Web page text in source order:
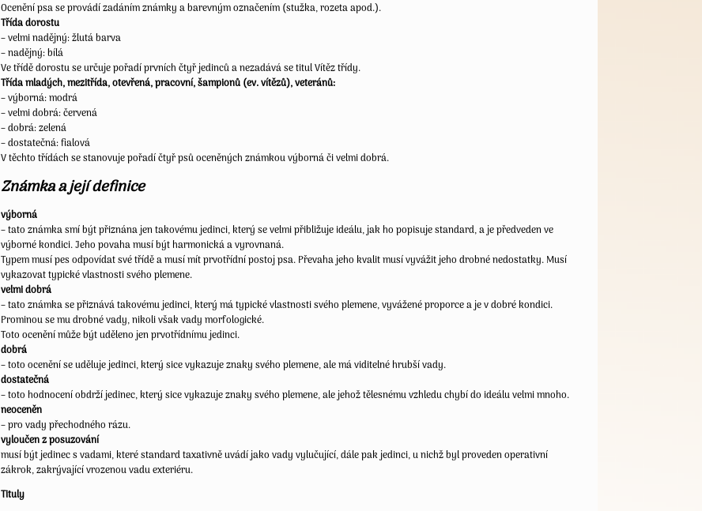
Ocenění psa se provádí zadáním známky a barevným označením (stužka, rozeta apod.).
Třída dorostu
– velmi nadějný: žlutá barva
– nadějný: bílá
Ve třídě dorostu se určuje pořadí prvních čtyř jedinců a nezadává se titul Vítěz třídy.
Třída mladých, mezitřída, otevřená, pracovní, šampionů (ev. vítězů), veteránů:
– výborná: modrá
– velmi dobrá: červená
– dobrá: zelená
– dostatečná: fialová
V těchto třídách se stanovuje pořadí čtyř psů oceněných známkou výborná či velmi dobrá.
Známka a její definice
výborná
– tato známka smí být přiznána jen takovému jedinci, který se velmi přibližuje ideálu, jak ho popisuje standard, a je předveden ve
výborné kondici. Jeho povaha musí být harmonická a vyrovnaná.
Typem musí pes odpovídat své třídě a musí mít prvotřídní postoj psa. Převaha jeho kvalit musí vyvážit jeho drobné nedostatky. Musí
vykazovat typické vlastnosti svého plemene.
velmi dobrá
– tato známka se přiznává takovému jedinci, který má typické vlastnosti svého plemene, vyvážené proporce a je v dobré kondici.
Prominou se mu drobné vady, nikoli však vady morfologické.
Toto ocenění může být uděleno jen prvotřídnímu jedinci.
dobrá
– toto ocenění se uděluje jedinci, který sice vykazuje znaky svého plemene, ale má viditelné hrubší vady.
dostatečná
– toto hodnocení obdrží jedinec, který sice vykazuje znaky svého plemene, ale jehož tělesnému vzhledu chybí do ideálu velmi mnoho.
neoceněn
– pro vady přechodného rázu.
vyloučen z posuzování
musí být jedinec s vadami, které standard taxativně uvádí jako vady vylučující, dále pak jedinci, u nichž byl proveden operativní
zákrok, zakrývající vrozenou vadu exteriéru.
Tituly